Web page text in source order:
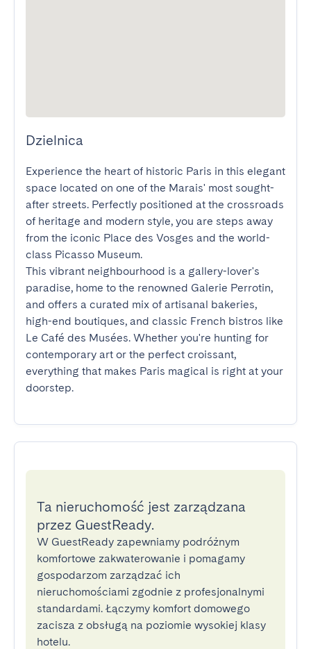
Dzielnica
Experience the heart of historic Paris in this elegant
space located on one of the Marais' most sought-
after streets. Perfectly positioned at the crossroads
of heritage and modern style, you are steps away
from the iconic Place des Vosges and the world-
class Picasso Museum.
This vibrant neighbourhood is a gallery-lover's
paradise, home to the renowned Galerie Perrotin,
and offers a curated mix of artisanal bakeries,
high-end boutiques, and classic French bistros like
Le Café des Musées. Whether you're hunting for
contemporary art or the perfect croissant,
everything that makes Paris magical is right at your
doorstep.
Ta nieruchomość jest zarządzana
przez GuestReady.
W GuestReady zapewniamy podróżnym
komfortowe zakwaterowanie i pomagamy
gospodarzom zarządzać ich
nieruchomościami zgodnie z profesjonalnymi
standardami. Łączymy komfort domowego
zacisza z obsługą na poziomie wysokiej klasy
hotelu.